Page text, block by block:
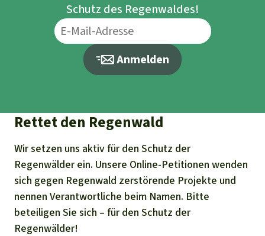
Schutz des Regenwaldes!
Anmelden
Rettet den Regenwald
Wir setzen uns aktiv für den Schutz der
Regenwälder ein. Unsere Online-Petitionen wenden
sich gegen Regenwald zerstörende Projekte und
nennen Verantwortliche beim Namen. Bitte
beteiligen Sie sich – für den Schutz der
Regenwälder!